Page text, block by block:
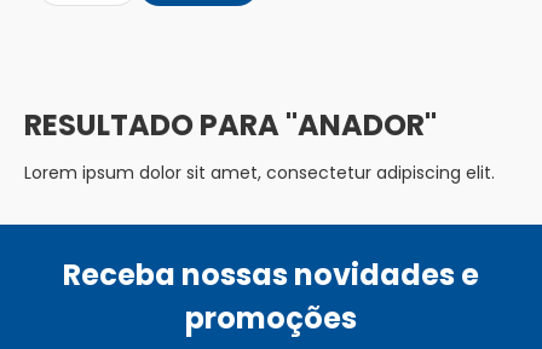
ANADOR
Lorem ipsum dolor sit amet, consectetur adipiscing elit.
Receba nossas novidades e
promoções